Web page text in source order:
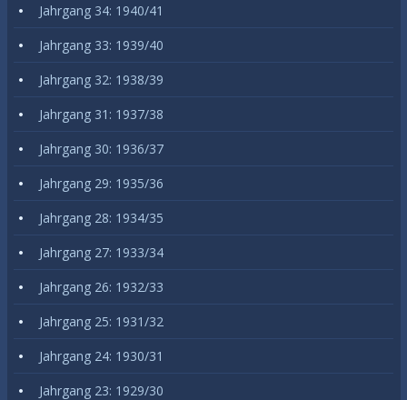
Jahrgang 34: 1940/41
Jahrgang 33: 1939/40
Jahrgang 32: 1938/39
Jahrgang 31: 1937/38
Jahrgang 30: 1936/37
Jahrgang 29: 1935/36
Jahrgang 28: 1934/35
Jahrgang 27: 1933/34
Jahrgang 26: 1932/33
Jahrgang 25: 1931/32
Jahrgang 24: 1930/31
Jahrgang 23: 1929/30